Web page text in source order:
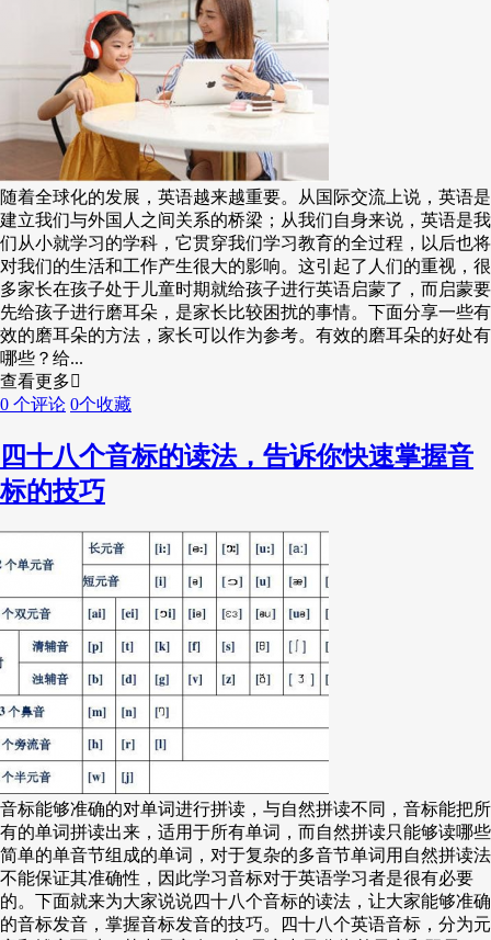
随着全球化的发展，英语越来越重要。从国际交流上说，英语是
建立我们与外国人之间关系的桥梁；从我们自身来说，英语是我
们从小就学习的学科，它贯穿我们学习教育的全过程，以后也将
对我们的生活和工作产生很大的影响。这引起了人们的重视，很
多家长在孩子处于儿童时期就给孩子进行英语启蒙了，而启蒙要
先给孩子进行磨耳朵，是家长比较困扰的事情。下面分享一些有
效的磨耳朵的方法，家长可以作为参考。有效的磨耳朵的好处有
哪些？给...
查看更多
0 个评论 0个收藏
四十八个音标的读法，告诉你快速掌握音
标的技巧
音标能够准确的对单词进行拼读，与自然拼读不同，音标能把所
有的单词拼读出来，适用于所有单词，而自然拼读只能够读哪些
简单的单音节组成的单词，对于复杂的多音节单词用自然拼读法
不能保证其准确性，因此学习音标对于英语学习者是很有必要
的。下面就来为大家说说四十八个音标的读法，让大家能够准确
的音标发音，掌握音标发音的技巧。四十八个英语音标，分为元